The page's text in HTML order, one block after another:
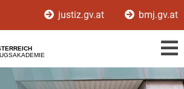
justiz.gv.at bmj.gv.at